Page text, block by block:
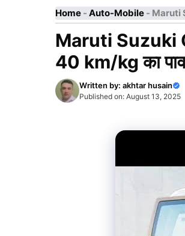
Home - Auto-Mobile - Maruti
Maruti Suzuki
40 km/kg का
Written by: akhtar husain
Published on: August 13, 2025